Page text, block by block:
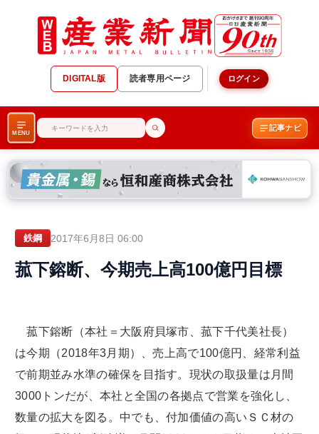
DIGITAL版 読者専用ページ ログイン
MENU
記事ナビ
鉄鋼 2017年6月8日 06:00
菰下鎔断、今期売上高100億円目標
菰下鎔断（本社＝大阪府貝塚市、菰下千代美社長）
は今期（2018年3月期）、売上高で100億円、経常利益
で前期並み水準の確保を目指す。現状の取扱量は月間
3000トンだが、本社と全国の各拠点で営業を強化し、
数量の拡大を図る。中でも、付加価値の高いＳＣ材の